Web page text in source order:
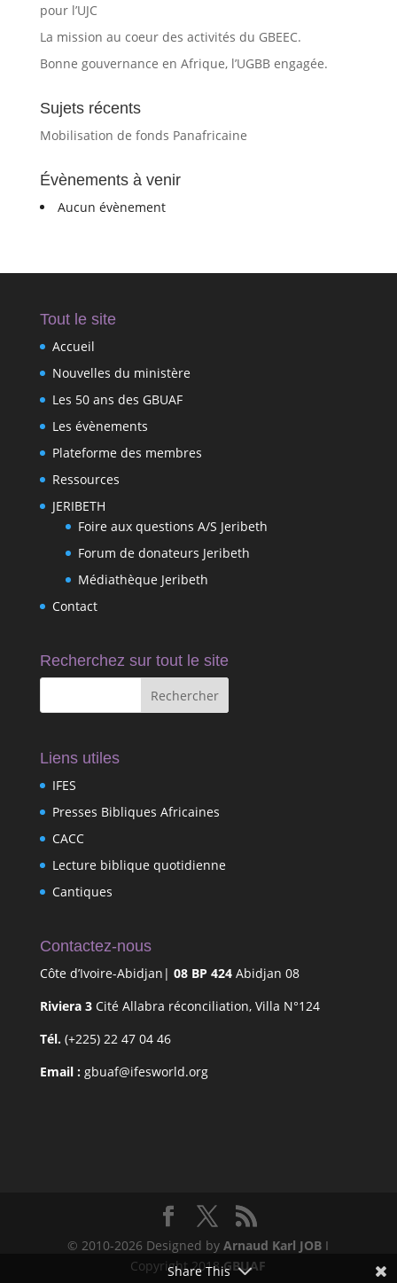
pour l’UJC
La mission au coeur des activités du GBEEC.
Bonne gouvernance en Afrique, l’UGBB engagée.
Sujets récents
Mobilisation de fonds Panafricaine
Évènements à venir
Aucun évènement
Tout le site
Accueil
Nouvelles du ministère
Les 50 ans des GBUAF
Les évènements
Plateforme des membres
Ressources
JERIBETH
Foire aux questions A/S Jeribeth
Forum de donateurs Jeribeth
Médiathèque Jeribeth
Contact
Recherchez sur tout le site
Liens utiles
IFES
Presses Bibliques Africaines
CACC
Lecture biblique quotidienne
Cantiques
Contactez-nous
Côte d’Ivoire-Abidjan| 08 BP 424Abidjan 08
Riviera 3Cité Allabra réconciliation, Villa N°124
Tél. (+225) 22 47 04 46
Email : gbuaf@ifesworld.org
© 2010-2026 Designed byArnaud Karl JOB I
Copyright 2018GBUAF
Share This